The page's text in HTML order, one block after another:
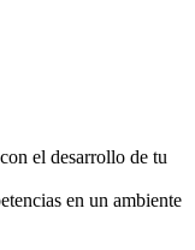
el desarrollo de tu
en un ambiente